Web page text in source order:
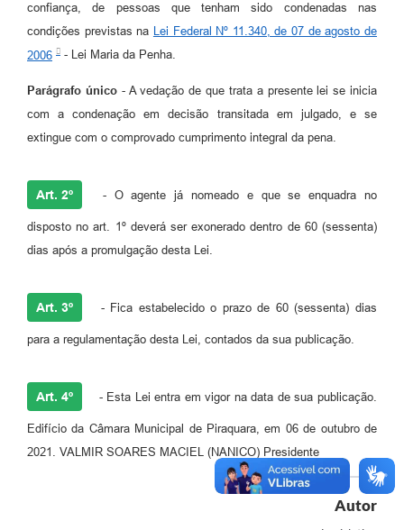
confiança, de pessoas que tenham sido condenadas nas
condições previstas na Lei Federal Nº 11.340, de 07 de agosto de
2006
- Lei Maria da Penha.
Parágrafo único- A vedação de que trata a presente lei se inicia
com a condenação em decisão transitada em julgado, e se
extingue com o comprovado cumprimento integral da pena.
Art. 2º - O agente já nomeado e que se enquadra no
disposto no art. 1º deverá ser exonerado dentro de 60 (sessenta)
dias após a promulgação desta Lei.
Art. 3º - Fica estabelecido o prazo de 60 (sessenta) dias
para a regulamentação desta Lei, contados da sua publicação.
Art. 4º - Esta Lei entra em vigor na data de sua publicação.
Edifício da Câmara Municipal de Piraquara, em 06 de outubro de
2021. VALMIR SOARES MACIEL (NANICO) Presidente
Autor